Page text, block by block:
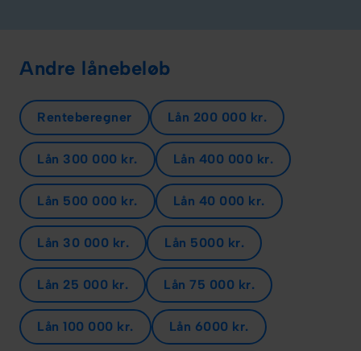
Andre lånebeløb
Renteberegner Lån 200 000 kr.
Lån 300 000 kr. Lån 400 000 kr.
Lån 500 000 kr. Lån 40 000 kr.
Lån 30 000 kr. Lån 5000 kr.
Lån 25 000 kr. Lån 75 000 kr.
Lån 100 000 kr. Lån 6000 kr.